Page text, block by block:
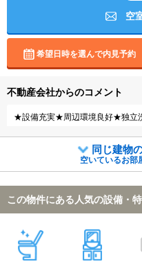
空
希望日時を選んで内見予約
不動産会社からのコメント
★設備充実★周辺環境良好★独立
同じ建物
空いているお部
この物件にある人気の設備・